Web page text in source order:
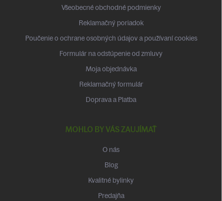
Všeobecné obchodné podmienky
Reklamačný poriadok
Poučenie o ochrane osobných údajov a používaní cookies
Formulár na odstúpenie od zmluvy
Moja objednávka
Reklamačný formulár
Doprava a Platba
MOHLO BY VÁS ZAUJÍMAŤ
O nás
Blog
Kvalitné bylinky
Predajňa